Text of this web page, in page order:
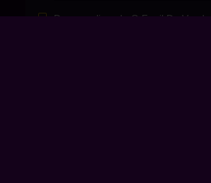
Descomplicando O Funil De Vendas